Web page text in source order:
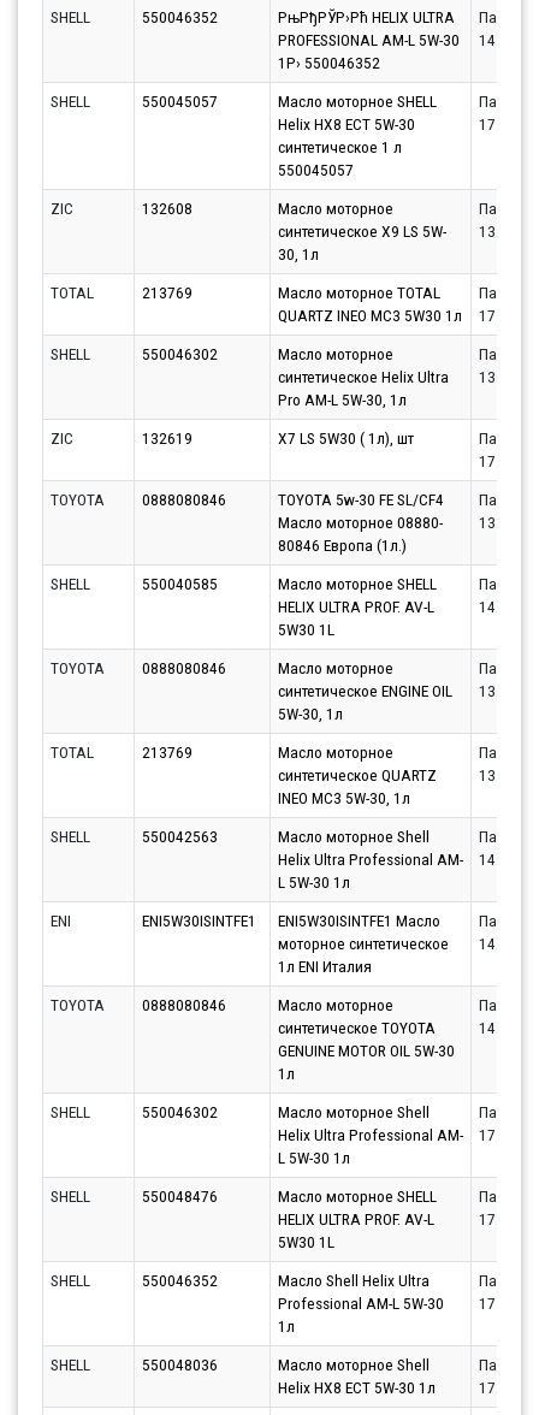
SHELL 550046352
РњРђРЎР›Рћ HELIX ULTRA
PROFESSIONAL AM-L 5W-30
1Р› 550046352
Партнёр
SHELL 550045057
Масло моторное SHELL
Helix HX8 ECT 5W-30
синтетическое 1 л
550045057
Партнёр
ZIC 132608
Масло моторное
синтетическое X9 LS 5W-
30, 1л
Партнёр
TOTAL 213769
Масло моторное TOTAL
QUARTZ INEO MC3 5W30 1л
Партнёр
SHELL
550046302
Масло моторное
синтетическое Helix Ultra
Pro AM-L 5W-30, 1л
Партнёр
ZIC 132619 X7 LS 5W30 ( 1л), шт
Партнёр
TOYOTA
0888080846
TOYOTA 5w-30 FE SL/CF4
Масло моторное 08880-
80846 Европа (1л.)
Партнёр
SHELL 550040585
Масло моторное SHELL
HELIX ULTRA PROF. AV-L
5W30 1L
Партнёр
TOYOTA 0888080846
Масло моторное
синтетическое ENGINE OIL
5W-30, 1л
Партнёр
TOTAL 213769
Масло моторное
синтетическое QUARTZ
INEO MC3 5W-30, 1л
Партнёр
SHELL 550042563
Масло моторное Shell
Helix Ultra Professional AM-
L 5W-30 1л
Партнёр
ENI ENI5W30ISINTFE1
ENI5W30ISINTFE1 Масло
моторное синтетическое
1л ENI Италия
Партнёр
TOYOTA 0888080846
Масло моторное
синтетическое TOYOTA
GENUINE MOTOR OIL 5W-30
1л
Партнёр
SHELL 550046302
Масло моторное Shell
Helix Ultra Professional AM-
L 5W-30 1л
Партнёр
SHELL 550048476
Масло моторное SHELL
HELIX ULTRA PROF. AV-L
5W30 1L
Партнёр
SHELL 550046352
Масло Shell Helix Ultra
Professional AM-L 5W-30
1л
Партнёр
SHELL 550048036
Масло моторное Shell
Helix HX8 ECT 5W-30 1л
Партнёр